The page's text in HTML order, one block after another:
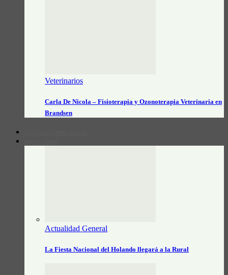
Veterinarios
Carla De Nicola – Fisioterapia y Ozonoterapia Veterinaria en
Brandsen
Actualidad General
La Fiesta Nacional del Holando llegará a la Rural